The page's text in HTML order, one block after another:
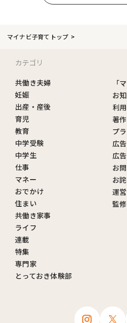
マイナビ子育てトップ
カテゴリ
共働き夫婦
妊娠
出産・産後
育児
教育
中学受験
中学生
仕事
マネー
おでかけ
住まい
共働き家事
ライフ
連載
特集
専門家
とっておき体験部
「
お
利
著
プ
広
広
お
お
運
監